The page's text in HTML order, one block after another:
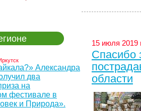
Александра
два
на
фестивале в
и Природа».
15 июля 2019
Спасибо
области